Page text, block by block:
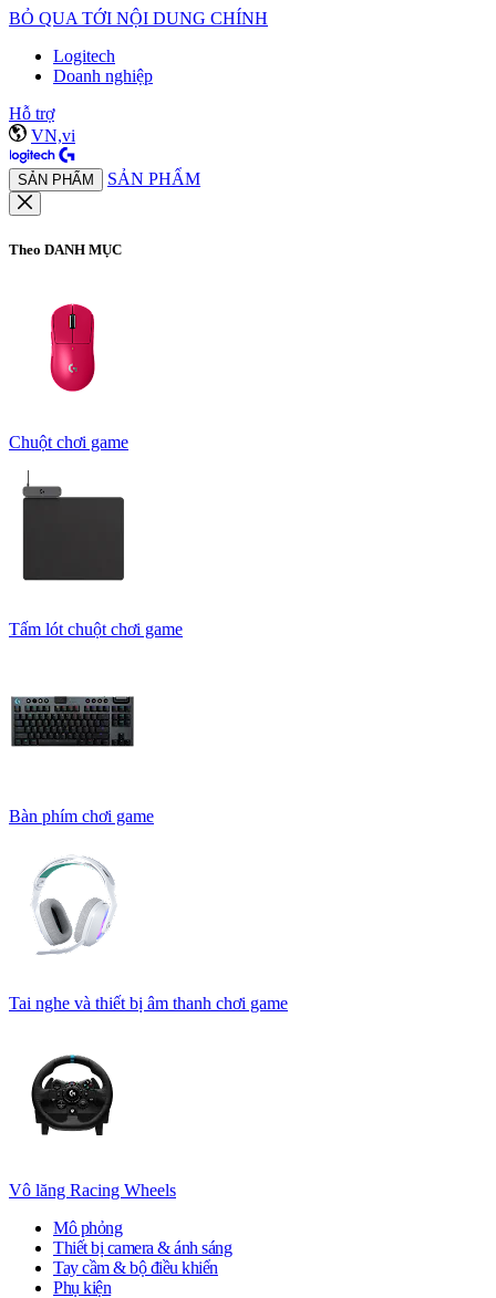
BỎ QUA TỚI NỘI DUNG CHÍNH
Logitech
Doanh nghiệp
Hỗ trợ
VN,vi
SẢN PHẨM SẢN PHẨM
Theo DANH MỤC
Chuột chơi game
Tấm lót chuột chơi game
Bàn phím chơi game
Tai nghe và thiết bị âm thanh chơi game
Vô lăng Racing Wheels
Mô phỏng
Thiết bị camera & ánh sáng
Tay cầm & bộ điều khiển
Phụ kiện